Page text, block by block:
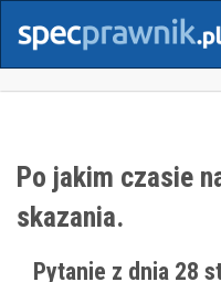
Po jakim czasie
skazania.
Pytanie z dnia 28